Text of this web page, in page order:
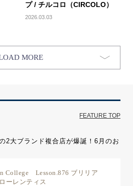
プ / チルコロ（CIRCOLO）
2026.03.03
MORE
FEATURE TOP
College Lesson.876 ブリリア
ーレンティス